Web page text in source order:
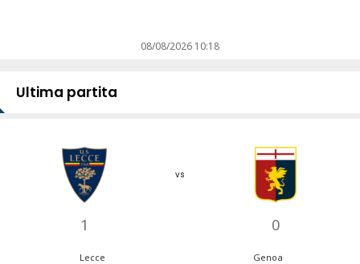
08/08/2026 10:18
Ultima partita
1
vs
0
Lecce Genoa